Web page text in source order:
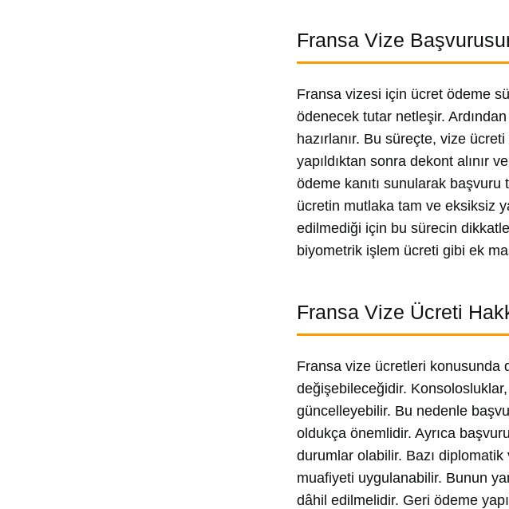
Fransa Vize
Fransa vizesi için ücret ödeme
ödenecek tutar netleşir.
hazırlanır. Bu süreçte, vize
yapıldıktan sonra dekont alınır
ödeme kanıtı sunularak
ücretin mutlaka tam ve eksiksiz
edilmediği için bu sürecin
biyometrik işlem ücreti gibi ek
Fransa Vize Ücreti
Fransa vize ücretleri konusunda
değişebileceğidir.
güncelleyebilir. Bu nedenle
oldukça önemlidir. Ayrıca
durumlar olabilir. Bazı
muafiyeti uygulanabilir. Bunun
dâhil edilmelidir. Geri ödeme